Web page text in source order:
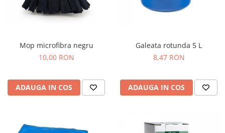
Mop microfibra negru
10,00 RON
ADAUGA IN COS
Galeata rotunda 5 L
8,47 RON
ADAUGA IN COS